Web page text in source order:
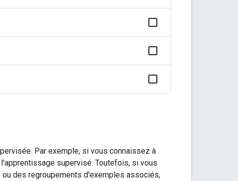
Par exemple, si vous connaissez à
supervisé. Toutefois, si vous
des regroupements d'exemples associés,